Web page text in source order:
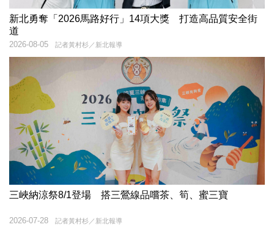
新北勇奪「2026馬路好行」14項大獎 打造高品質安全街
道
記者黃村杉／新北報導
2026-08-05
三峽納涼祭8/1登場 搭三鶯線品嚐茶、筍、蜜三寶
記者黃村杉／新北報導
2026-07-28